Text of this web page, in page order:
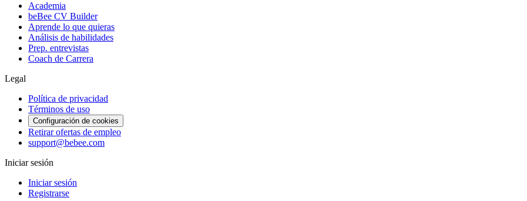
Academia
beBee CV Builder
Aprende lo que quieras
Análisis de habilidades
Prep. entrevistas
Coach de Carrera
Legal
Política de privacidad
Términos de uso
Configuración de cookies
Retirar ofertas de empleo
support@bebee.com
Iniciar sesión
Iniciar sesión
Registrarse